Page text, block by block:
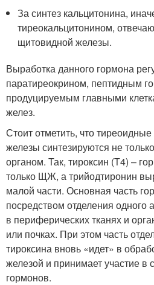
За синтез кальцитонина,
тиреокальцитонином,
щитовидной железы.
Выработка данного гормона
паратиреокрином, пептидным
продуцируемым главными
желез.
Стоит отметить, что
железы синтезируются не
органом. Так, тироксин (Т4) –
только ЩЖ, а трийодтиронин
малой части. Основная часть
посредством отделения одного
в периферических тканях и
или почках. При этом часть
тироксина вновь «идет» в
железой и принимает участие в
гормонов.